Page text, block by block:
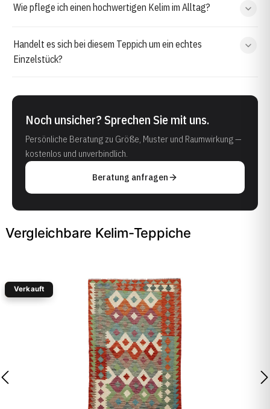
Wie pflege ich einen hochwertigen Kelim im Alltag?
Handelt es sich bei diesem Teppich um ein echtes
Einzelstück?
Noch unsicher? Sprechen Sie mit uns.
Persönliche Beratung zu Größe, Muster und Raumwirkung —
kostenlos und unverbindlich.
Beratung anfragen
Vergleichbare Kelim-Teppiche
Verkauft
-30%